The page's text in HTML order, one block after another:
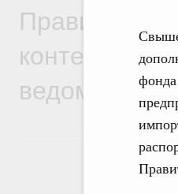
контексте
ведомств